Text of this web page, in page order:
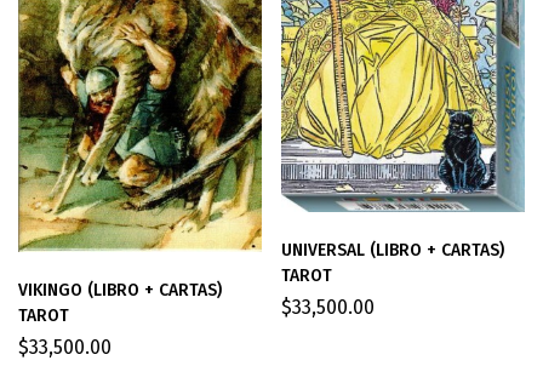
VIKINGO (LIBRO + CARTAS)
TAROT
$33,500.00
UNIVERSAL (LIBRO + CARTAS)
TAROT
$33,500.00